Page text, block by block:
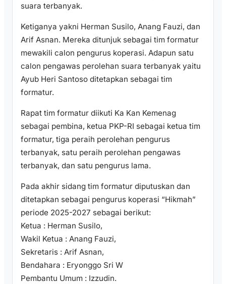
suara terbanyak.
Ketiganya yakni Herman Susilo, Anang Fauzi, dan
Arif Asnan. Mereka ditunjuk sebagai tim formatur
mewakili calon pengurus koperasi. Adapun satu
calon pengawas perolehan suara terbanyak yaitu
Ayub Heri Santoso ditetapkan sebagai tim
formatur.
Rapat tim formatur diikuti Ka Kan Kemenag
sebagai pembina, ketua PKP-RI sebagai ketua tim
formatur, tiga peraih perolehan pengurus
terbanyak, satu peraih perolehan pengawas
terbanyak, dan satu pengurus lama.
Pada akhir sidang tim formatur diputuskan dan
ditetapkan sebagai pengurus koperasi “Hikmah”
periode 2025-2027 sebagai berikut:
Ketua : Herman Susilo,
Wakil Ketua : Anang Fauzi,
Sekretaris : Arif Asnan,
Bendahara : Eryonggo Sri W
Pembantu Umum : Izzudin.